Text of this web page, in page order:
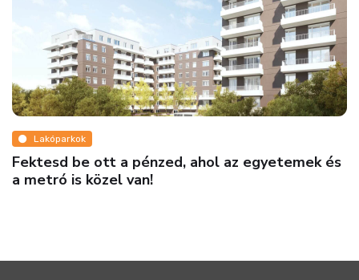
Lakóparkok
Fektesd be ott a pénzed, ahol az egyetemek és
a metró is közel van!